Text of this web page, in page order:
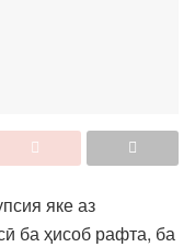
яке аз
ба ҳисоб рафта, ба